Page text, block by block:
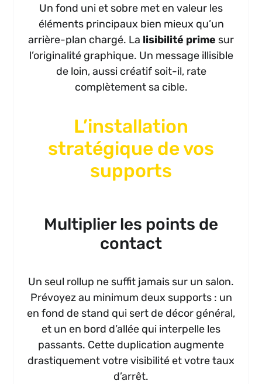
Un fond uni et sobre met en valeur les
éléments principaux bien mieux qu’un
arrière-plan chargé. La lisibilité prime sur
l’originalité graphique. Un message illisible
de loin, aussi créatif soit-il, rate
complètement sa cible.
L’installation
stratégique de vos
supports
Multiplier les points de
contact
Un seul rollup ne suffit jamais sur un salon.
Prévoyez au minimum deux supports : un
en fond de stand qui sert de décor général,
et un en bord d’allée qui interpelle les
passants. Cette duplication augmente
drastiquement votre visibilité et votre taux
d’arrêt.